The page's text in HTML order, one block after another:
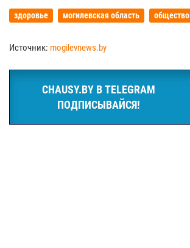
здоровье могилевская область общество
Источник: mogilevnews.by
CHAUSY.BY В TELEGRAM
ПОДПИСЫВАЙСЯ!